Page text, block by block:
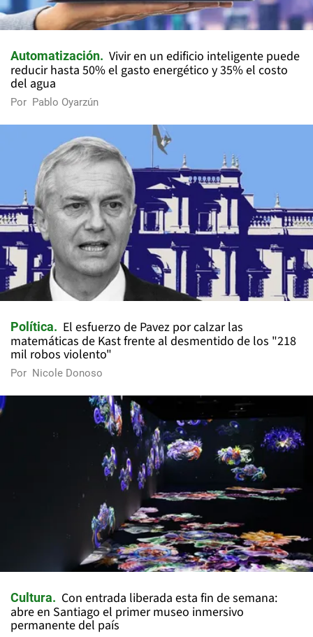
Automatización
Vivir en un edificio inteligente puede
reducir hasta 50% el gasto energético y 35% el costo
del agua
Por Pablo Oyarzún
Política
El esfuerzo de Pavez por calzar las
matemáticas de Kast frente al desmentido de los "218
mil robos violento"
Por Nicole Donoso
Cultura
Con entrada liberada esta fin de semana:
abre en Santiago el primer museo inmersivo
permanente del país